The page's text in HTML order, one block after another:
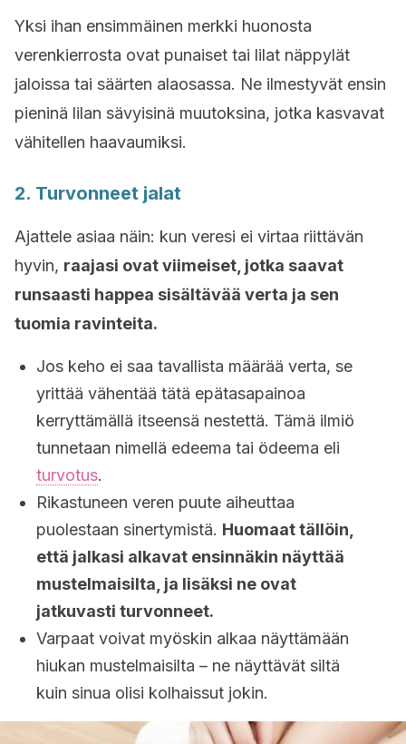
Yksi ihan ensimmäinen merkki huonosta
verenkierrosta ovat punaiset tai lilat näppylät
jaloissa tai säärten alaosassa. Ne ilmestyvät ensin
pieninä lilan sävyisinä muutoksina, jotka kasvavat
vähitellen haavaumiksi.
2. Turvonneet jalat
Ajattele asiaa näin: kun veresi ei virtaa riittävän
hyvin, raajasi ovat viimeiset, jotka saavat
runsaasti happea sisältävää verta ja sen
tuomia ravinteita.
Jos keho ei saa tavallista määrää verta, se
yrittää vähentää tätä epätasapainoa
kerryttämällä itseensä nestettä. Tämä ilmiö
tunnetaan nimellä edeema tai ödeema eli
turvotus.
Rikastuneen veren puute aiheuttaa
puolestaan sinertymistä. Huomaat tällöin,
että jalkasi alkavat ensinnäkin näyttää
mustelmaisilta, ja lisäksi ne ovat
jatkuvasti turvonneet.
Varpaat voivat myöskin alkaa näyttämään
hiukan mustelmaisilta – ne näyttävät siltä
kuin sinua olisi kolhaissut jokin.